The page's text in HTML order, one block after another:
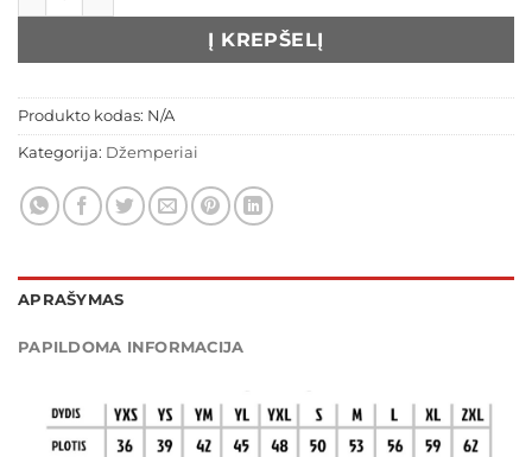
Į KREPŠELĮ
Produkto kodas: N/A
Kategorija: Džemperiai
APRAŠYMAS
PAPILDOMA INFORMACIJA